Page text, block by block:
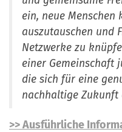
ein, neue Menschen
auszutauschen und
Netzwerke zu
einer Gemeinschaft
die sich für eine
nachhaltige Zukunft
>> Ausführliche